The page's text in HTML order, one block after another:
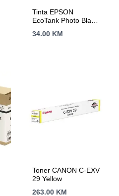
Tinta EPSON
EcoTank Photo Black
34.00 KM
Toner CANON C-EXV
29 Yellow
263.00 KM